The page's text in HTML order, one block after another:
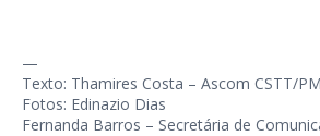
—
Texto: Thamires Costa – Ascom CSTT/
Fotos: Edinazio Dias
Fernanda Barros – Secretária de